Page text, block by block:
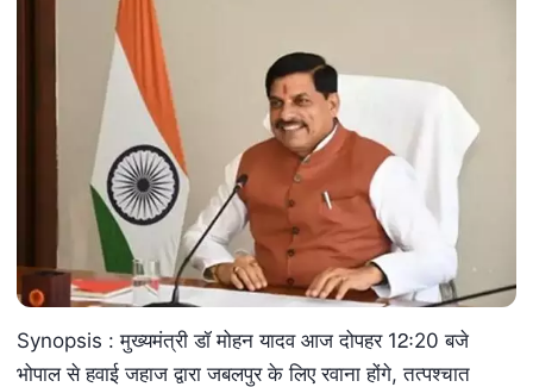
Synopsis : मुख्यमंत्री डॉ मोहन यादव आज दोपहर 12ः20 बजे
भोपाल से हवाई जहाज द्वारा जबलपुर के लिए रवाना होंगे, तत्पश्चात